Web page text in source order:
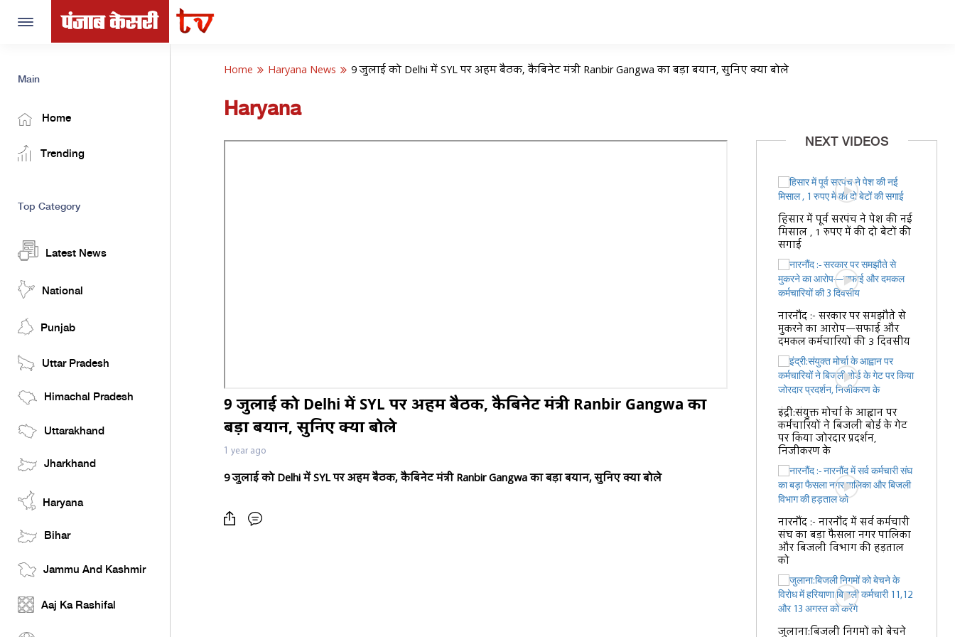
Toggle
Main
Home
Trending
Top Category
Latest News
National
Punjab
Uttar Pradesh
Himachal Pradesh
Uttarakhand
Jharkhand
Haryana
Bihar
Jammu And Kashmir
Aaj Ka Rashifal
Home Haryana News 9 जुलाई को Delhi में SYL पर अहम बैठक, कैबिनेट मंत्री Ranbir Gangwa का बड़ा बयान, सुनिए क्या बोले
Haryana
9 जुलाई को Delhi में SYL पर अहम बैठक, कैबिनेट मंत्री Ranbir Gangwa का
बड़ा बयान, सुनिए क्या बोले
1 year ago
9जुलाई कोDelhiमेंSYLपर अहम बैठक,कैबिनेट मंत्रीRanbir Gangwaका बड़ा बयान,सुनिए क्या बोले
NEXT VIDEOS
हिसार में पूर्व सरपंच ने पेश की नई
मिसाल , 1 रुपए में की दो बेटों की
सगाई
नारनौंद :- सरकार पर समझौते से
मुकरने का आरोप—सफाई और
दमकल कर्मचारियों की 3 दिवसीय
इंद्री:संयुक्त मोर्चा के आह्वान पर
कर्मचारियों ने बिजली बोर्ड के गेट
पर किया जोरदार प्रदर्शन,
निजीकरण के
नारनौंद :- नारनौंद में सर्व कर्मचारी
संघ का बड़ा फैसला नगर पालिका
और बिजली विभाग की हड़ताल
को
जुलाना:बिजली निगमों को बेचने